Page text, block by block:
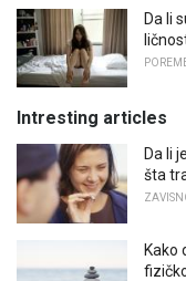
Da li
Intresting articles
Da li
šta
Kako